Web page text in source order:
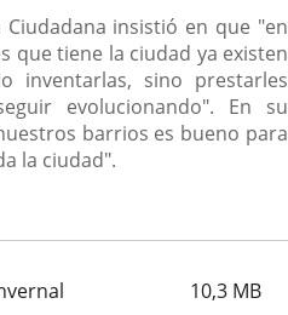
insistió en que "en
que tiene la ciudad ya existen
inventarlas, sino prestarles
evolucionando". En su
barrios es bueno para
la ciudad".
10,3 MB